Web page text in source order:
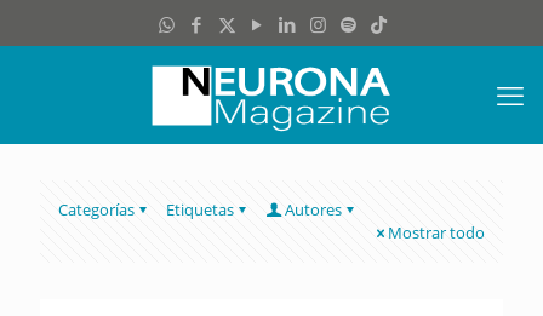
Categorías Etiquetas
Autores
Mostrar todo